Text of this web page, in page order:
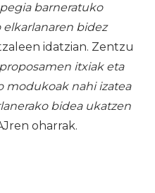
barneratuko
bidez
idatzian. Zentzu
itxiak eta
modukoak nahi izatea
bidea ukatzen
oharrak.